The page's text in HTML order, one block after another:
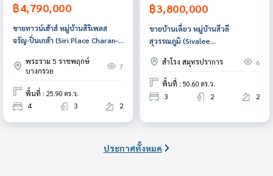
฿4,790,000
ขายทาวน์เฮ้าส์ หมู่บ้านสิริเพลส
จรัญ-ปิ่นเกล้า (Siri Place Charan-
พระราม 5 ราชพฤกษ์
บางกรวย
7
พื้นที่ : 25.90 ตร.ว.
4 3 2
฿3,800,000
ขายบ้านเดี่ยว หมู่บ้านสีวลี
สุวรรณภูมิ (Sivalee
สำโรง สมุทรปราการ
6
พื้นที่ : 50.60 ตร.ว.
3 2 2
ประกาศทั้งหมด